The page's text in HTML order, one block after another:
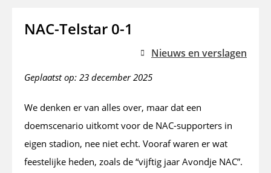
Activiteiten
Contact
NAC-Telstar 0-1
Nieuws en verslagen
Geplaatst op: 23 december 2025
We denken er van alles over, maar dat een
doemscenario uitkomt voor de NAC-supporters in
eigen stadion, nee niet echt. Vooraf waren er wat
feestelijke heden, zoals de “vijftig jaar Avondje NAC”.